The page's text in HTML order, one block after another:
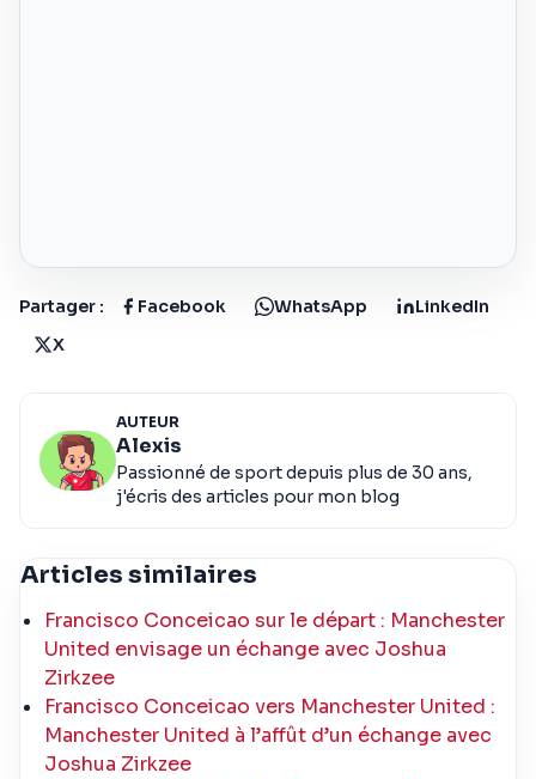
Partager : Facebook WhatsApp
LinkedIn
X
AUTEUR
Alexis
Passionné de sport depuis plus de 30 ans,
j'écris des articles pour mon blog
Articles similaires
Francisco Conceicao sur le départ : Manchester
United envisage un échange avec Joshua
Zirkzee
Francisco Conceicao vers Manchester United :
Manchester United à l’affût d’un échange avec
Joshua Zirkzee